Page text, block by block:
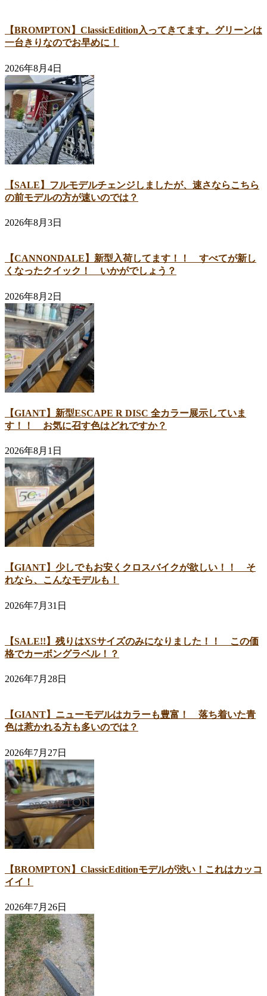
【BROMPTON】ClassicEdition入ってきてます。グリーンは
一台きりなのでお早めに！
2026年8月4日
【SALE】フルモデルチェンジしましたが、速さならこちら
の前モデルの方が速いのでは？
2026年8月3日
【CANNONDALE】新型入荷してます！！ すべてが新し
くなったクイック！ いかがでしょう？
2026年8月2日
【GIANT】新型ESCAPE R DISC 全カラー展示していま
す！！ お気に召す色はどれですか？
2026年8月1日
【GIANT】少しでもお安くクロスバイクが欲しい！！ そ
れなら、こんなモデルも！
2026年7月31日
【SALE!!】残りはXSサイズのみになりました！！ この価
格でカーボングラベル！？
2026年7月28日
【GIANT】ニューモデルはカラーも豊富！ 落ち着いた青
色は惹かれる方も多いのでは？
2026年7月27日
【BROMPTON】ClassicEditionモデルが渋い！これはカッコ
イイ！
2026年7月26日